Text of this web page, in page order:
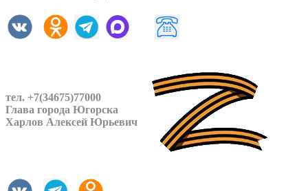
тел. +7(34675)77000
Глава города Югорска
Харлов Алексей Юрьевич